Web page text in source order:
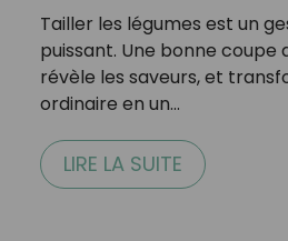
Tailler les légumes est un
puissant. Une bonne coupe
révèle les saveurs, et
ordinaire en un…
LIRE LA SUITE